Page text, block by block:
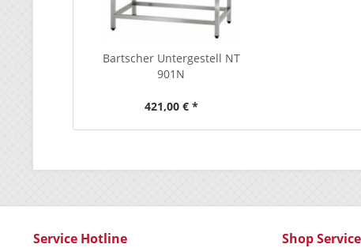
Bartscher Untergestell NT
901N
421,00 € *
Service Hotline Shop Service